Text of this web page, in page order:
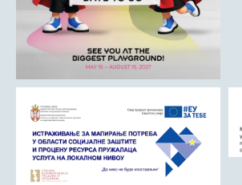
ДРУШТВО
Образовање
Здравствена заштита
Културни живот
Спорт
Удружењa
Државна управа и администрација